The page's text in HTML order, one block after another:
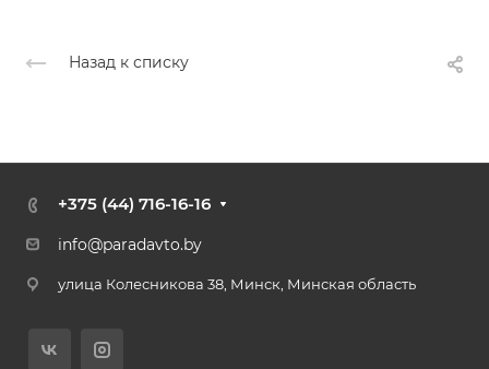
Назад к списку
+375 (44) 716-16-16
+375 (44) 716-16-16
+375 (17) 336-22-77
info@paradavto.by
улица Колесникова 38, Минск, Минская область